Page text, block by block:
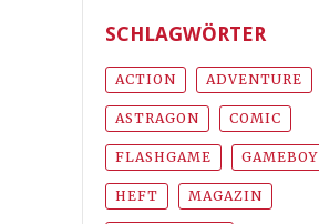
SCHLAGWÖRTER
ACTION ADVENTURE
ASTRAGON COMIC
FLASHGAME GAMEBOY
HEFT MAGAZIN